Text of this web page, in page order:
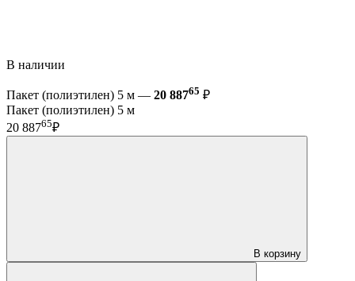
В наличии
Пакет (полиэтилен) 5 м — 20 88765 ₽
Пакет (полиэтилен) 5 м
20 88765₽
В корзину